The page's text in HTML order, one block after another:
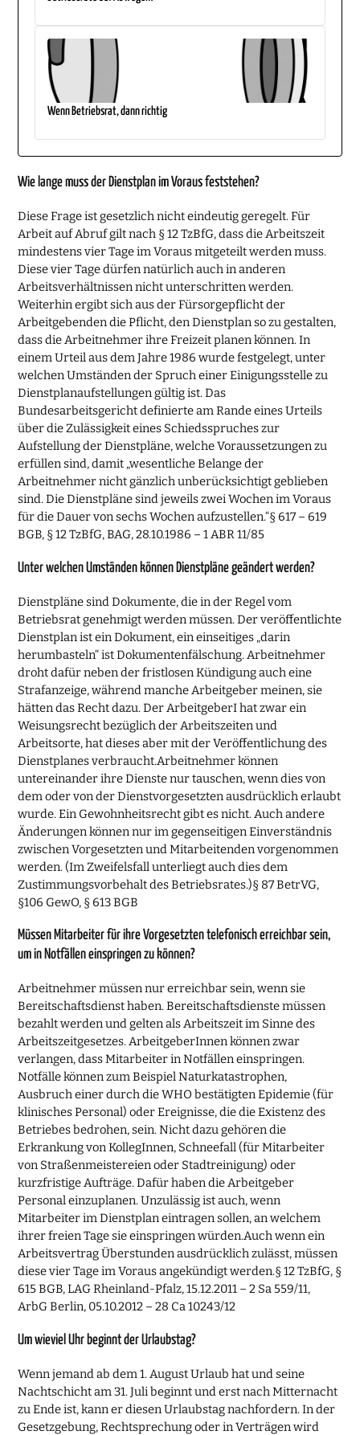
Wenn Betriebsrat, dann richtig
Wie lange muss der Dienstplan im Voraus feststehen?
Diese Frage ist gesetzlich nicht eindeutig geregelt. Für
Arbeit auf Abruf gilt nach § 12 TzBfG, dass die Arbeitszeit
mindestens vier Tage im Voraus mitgeteilt werden muss.
Diese vier Tage dürfen natürlich auch in anderen
Arbeitsverhältnissen nicht unterschritten werden.
Weiterhin ergibt sich aus der Fürsorgepflicht der
Arbeitgebenden die Pflicht, den Dienstplan so zu gestalten,
dass die Arbeitnehmer ihre Freizeit planen können. In
einem Urteil aus dem Jahre 1986 wurde festgelegt, unter
welchen Umständen der Spruch einer Einigungsstelle zu
Dienstplanaufstellungen gültig ist. Das
Bundesarbeitsgericht definierte am Rande eines Urteils
über die Zulässigkeit eines Schiedsspruches zur
Aufstellung der Dienstpläne, welche Voraussetzungen zu
erfüllen sind, damit „wesentliche Belange der
Arbeitnehmer nicht gänzlich unberücksichtigt geblieben
sind. Die Dienstpläne sind jeweils zwei Wochen im Voraus
für die Dauer von sechs Wochen aufzustellen.“§ 617 – 619
BGB, § 12 TzBfG, BAG, 28.10.1986 – 1 ABR 11/85
Unter welchen Umständen können Dienstpläne geändert werden?
Dienstpläne sind Dokumente, die in der Regel vom
Betriebsrat genehmigt werden müssen. Der veröffentlichte
Dienstplan ist ein Dokument, ein einseitiges „darin
herumbasteln“ ist Dokumentenfälschung. Arbeitnehmer
droht dafür neben der fristlosen Kündigung auch eine
Strafanzeige, während manche Arbeitgeber meinen, sie
hätten das Recht dazu. Der ArbeitgeberI hat zwar ein
Weisungsrecht bezüglich der Arbeitszeiten und
Arbeitsorte, hat dieses aber mit der Veröffentlichung des
Dienstplanes verbraucht.Arbeitnehmer können
untereinander ihre Dienste nur tauschen, wenn dies von
dem oder von der Dienstvorgesetzten ausdrücklich erlaubt
wurde. Ein Gewohnheitsrecht gibt es nicht. Auch andere
Änderungen können nur im gegenseitigen Einverständnis
zwischen Vorgesetzten und Mitarbeitenden vorgenommen
werden. (Im Zweifelsfall unterliegt auch dies dem
Zustimmungsvorbehalt des Betriebsrates.)§ 87 BetrVG,
§106 GewO, § 613 BGB
Müssen Mitarbeiter für ihre Vorgesetzten telefonisch erreichbar sein,
um in Notfällen einspringen zu können?
Arbeitnehmer müssen nur erreichbar sein, wenn sie
Bereitschaftsdienst haben. Bereitschaftsdienste müssen
bezahlt werden und gelten als Arbeitszeit im Sinne des
Arbeitszeitgesetzes. ArbeitgeberInnen können zwar
verlangen, dass Mitarbeiter in Notfällen einspringen.
Notfälle können zum Beispiel Naturkatastrophen,
Ausbruch einer durch die WHO bestätigten Epidemie (für
klinisches Personal) oder Ereignisse, die die Existenz des
Betriebes bedrohen, sein. Nicht dazu gehören die
Erkrankung von KollegInnen, Schneefall (für Mitarbeiter
von Straßenmeistereien oder Stadtreinigung) oder
kurzfristige Aufträge. Dafür haben die Arbeitgeber
Personal einzuplanen. Unzulässig ist auch, wenn
Mitarbeiter im Dienstplan eintragen sollen, an welchem
ihrer freien Tage sie einspringen würden.Auch wenn ein
Arbeitsvertrag Überstunden ausdrücklich zulässt, müssen
diese vier Tage im Voraus angekündigt werden.§ 12 TzBfG, §
615 BGB, LAG Rheinland-Pfalz, 15.12.2011 – 2 Sa 559/11,
ArbG Berlin, 05.10.2012 – 28 Ca 10243/12
Um wieviel Uhr beginnt der Urlaubstag?
Wenn jemand ab dem 1. August Urlaub hat und seine
Nachtschicht am 31. Juli beginnt und erst nach Mitternacht
zu Ende ist, kann er diesen Urlaubstag nachfordern. In der
Gesetzgebung, Rechtsprechung oder in Verträgen wird